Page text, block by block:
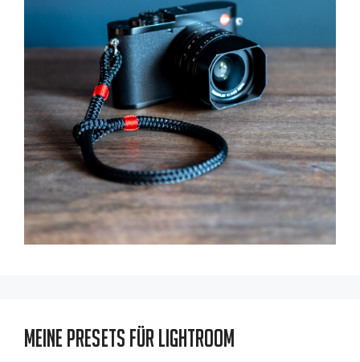
Meine Presets für Lightroom